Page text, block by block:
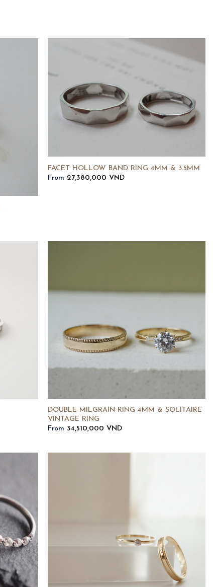
FACET HOLLOW BAND RING 4MM & 3.5MM
From 27,380,000 VND
DOUBLE MILGRAIN RING 4MM & SOLITAIRE
VINTAGE RING
From 34,510,000 VND